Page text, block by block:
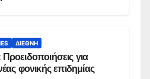
ΔΙΕΘΝΉ
για
φονικής επιδημίας